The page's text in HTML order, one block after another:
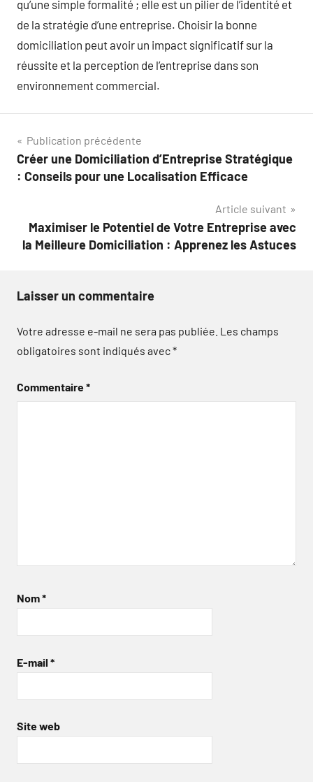
qu’une simple formalité ; elle est un pilier de l’identité et
de la stratégie d’une entreprise. Choisir la bonne
domiciliation peut avoir un impact significatif sur la
réussite et la perception de l’entreprise dans son
environnement commercial.
Navigation
de
Publication précédente
Créer une Domiciliation d’Entreprise Stratégique
: Conseils pour une Localisation Efficace
Article suivant
Maximiser le Potentiel de Votre Entreprise avec
la Meilleure Domiciliation : Apprenez les Astuces
Laisser un commentaire
Votre adresse e-mail ne sera pas publiée. Les champs
obligatoires sont indiqués avec*
Commentaire*
Nom*
E-mail *
Site web